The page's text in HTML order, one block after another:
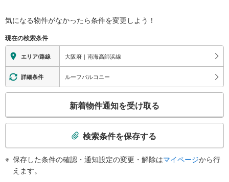
立地
・鳳南小学校まで徒歩約9分
・鳳中学校まで徒歩約15分
弊社が選ばれる理由
1.お金の扱い方のプロ、ファイナンシャルプランナーが資金計画をサポー
ト！
2.買い替えなどにも対応できる売却専門チームあり！
3.たくさんの銀行と繋がりがあるため、最も低金利になるように審査が可
4.物件のお引渡し後に必要になったお家のリフォームも弊社のリフォームプ
ランナーがご提案！
5.定期的にご連絡を繋ぎ、有事の際に迅速にサポートいたします
弊社は専門家同士が連携をとっているため、より多くの知見がございます
お気軽にお問合せください！
気になる物件がなかったら条件を変更しよう！
現在の検索条件
エリア/路線 大阪府｜南海高師浜線
詳細条件 ルーフバルコニー
検
新着物件通知を受け取る
検索条件を保存する
保存した条件の確認・通知設定の変更・解除はマイページから行
えます。